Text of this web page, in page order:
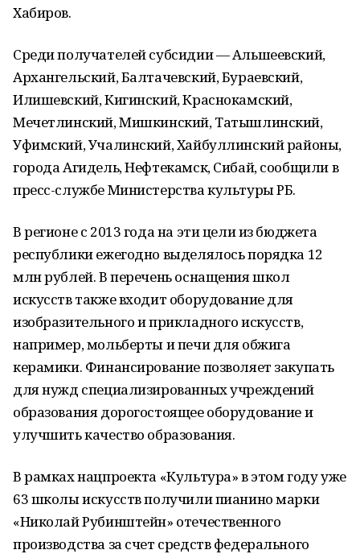
Хабиров.
Среди получателей субсидии — Альшеевский,
Архангельский, Балтачевский, Бураевский,
Илишевский, Кигинский, Краснокамский,
Мечетлинский, Мишкинский, Татышлинский,
Уфимский, Учалинский, Хайбуллинский районы,
города Агидель, Нефтекамск, Сибай, сообщили в
пресс-службе Министерства культуры РБ.
В регионе с 2013 года на эти цели из бюджета
республики ежегодно выделялось порядка 12
млн рублей. В перечень оснащения школ
искусств также входит оборудование для
изобразительного и прикладного искусств,
например, мольберты и печи для обжига
керамики. Финансирование позволяет закупать
для нужд специализированных учреждений
образования дорогостоящее оборудование и
улучшить качество образования.
В рамках нацпроекта «Культура» в этом году уже
63 школы искусств получили пианино марки
«Николай Рубинштейн» отечественного
производства за счет средств федерального